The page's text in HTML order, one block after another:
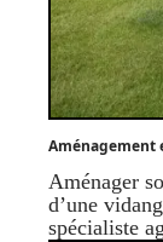
Aménagement
Aménager
d’une
spécialiste